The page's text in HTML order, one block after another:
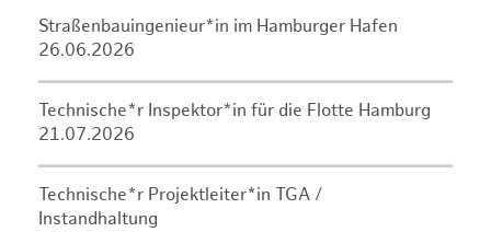
Straßenbauingenieur*in im Hamburger Hafen
26.06.2026
Technische*r Inspektor*in für die Flotte Hamburg
21.07.2026
Technische*r Projektleiter*in TGA /
Instandhaltung